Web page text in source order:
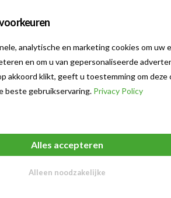
analytische en marketing cookies om uw
en om u van gepersonaliseerde
akkoord klikt, geeft u toestemming om deze
beste gebruikservaring. Privacy Policy
Alles accepteren
Alleen noodzakelijke